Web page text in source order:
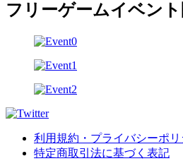
フリーゲームイベント
利用規約・プライバシーポリ
特定商取引法に基づく表記